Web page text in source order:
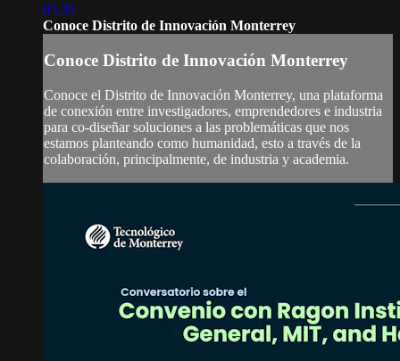
03:38
Conoce Distrito de Innovación Monterrey
Conoce Distrito de Innovación Monterrey
Conoce el Distrito de Innovación Monterrey, una plataforma
de conexión entre investigadores, emprendedores e industria
para co-diseñar soluciones a las problemáticas que nos
estamos planteando como humanidad, esto a través de la
colaboración, principalmente, de industria y academia.